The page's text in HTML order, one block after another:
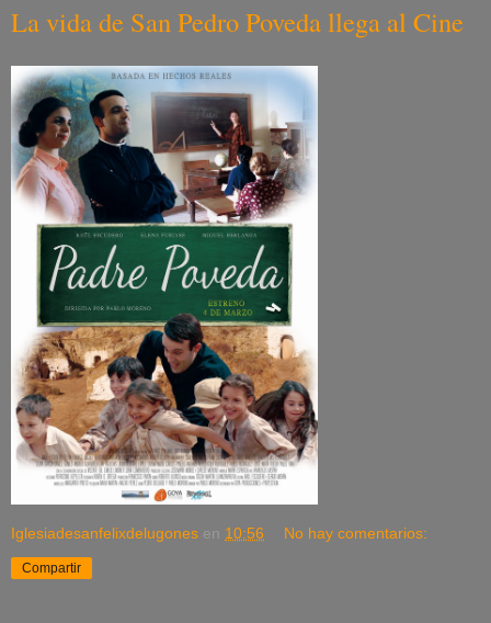
La vida de San Pedro Poveda llega al Cine
Iglesiadesanfelixdelugones en 10:56 No hay comentarios:
Compartir